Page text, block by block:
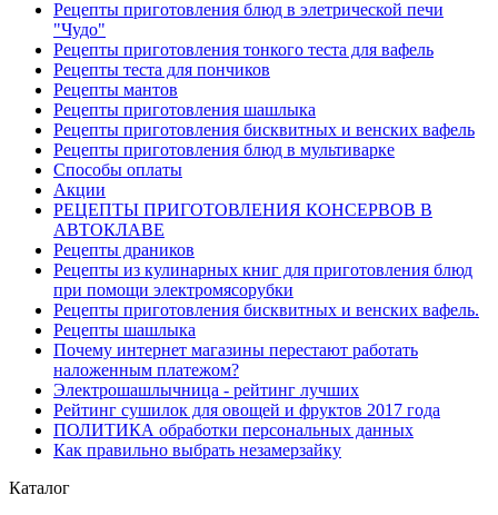
Рецепты приготовления блюд в элетрической печи
"Чудо"
Рецепты приготовления тонкого теста для вафель
Рецепты теста для пончиков
Рецепты мантов
Рецепты приготовления шашлыка
Рецепты приготовления бисквитных и венских вафель
Рецепты приготовления блюд в мультиварке
Способы оплаты
Акции
РЕЦЕПТЫ ПРИГОТОВЛЕНИЯ КОНСЕРВОВ В
АВТОКЛАВЕ
Рецепты драников
Рецепты из кулинарных книг для приготовления блюд
при помощи электромясорубки
Рецепты приготовления бисквитных и венских вафель.
Рецепты шашлыка
Почему интернет магазины перестают работать
наложенным платежом?
Электрошашлычница - рейтинг лучших
Рейтинг сушилок для овощей и фруктов 2017 года
ПОЛИТИКА обработки персональных данных
Как правильно выбрать незамерзайку
Каталог